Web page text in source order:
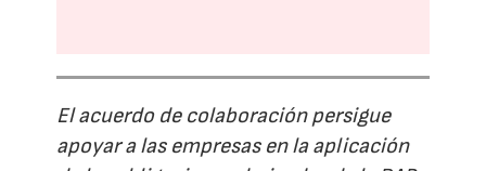
El acuerdo de colaboración persigue
apoyar a las empresas en la aplicación